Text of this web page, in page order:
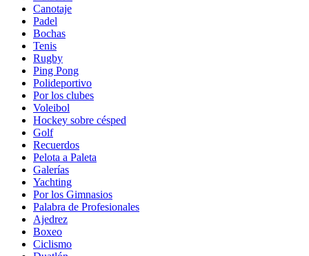
Canotaje
Padel
Bochas
Tenis
Rugby
Ping Pong
Polideportivo
Por los clubes
Voleibol
Hockey sobre césped
Golf
Recuerdos
Pelota a Paleta
Galerías
Yachting
Por los Gimnasios
Palabra de Profesionales
Ajedrez
Boxeo
Ciclismo